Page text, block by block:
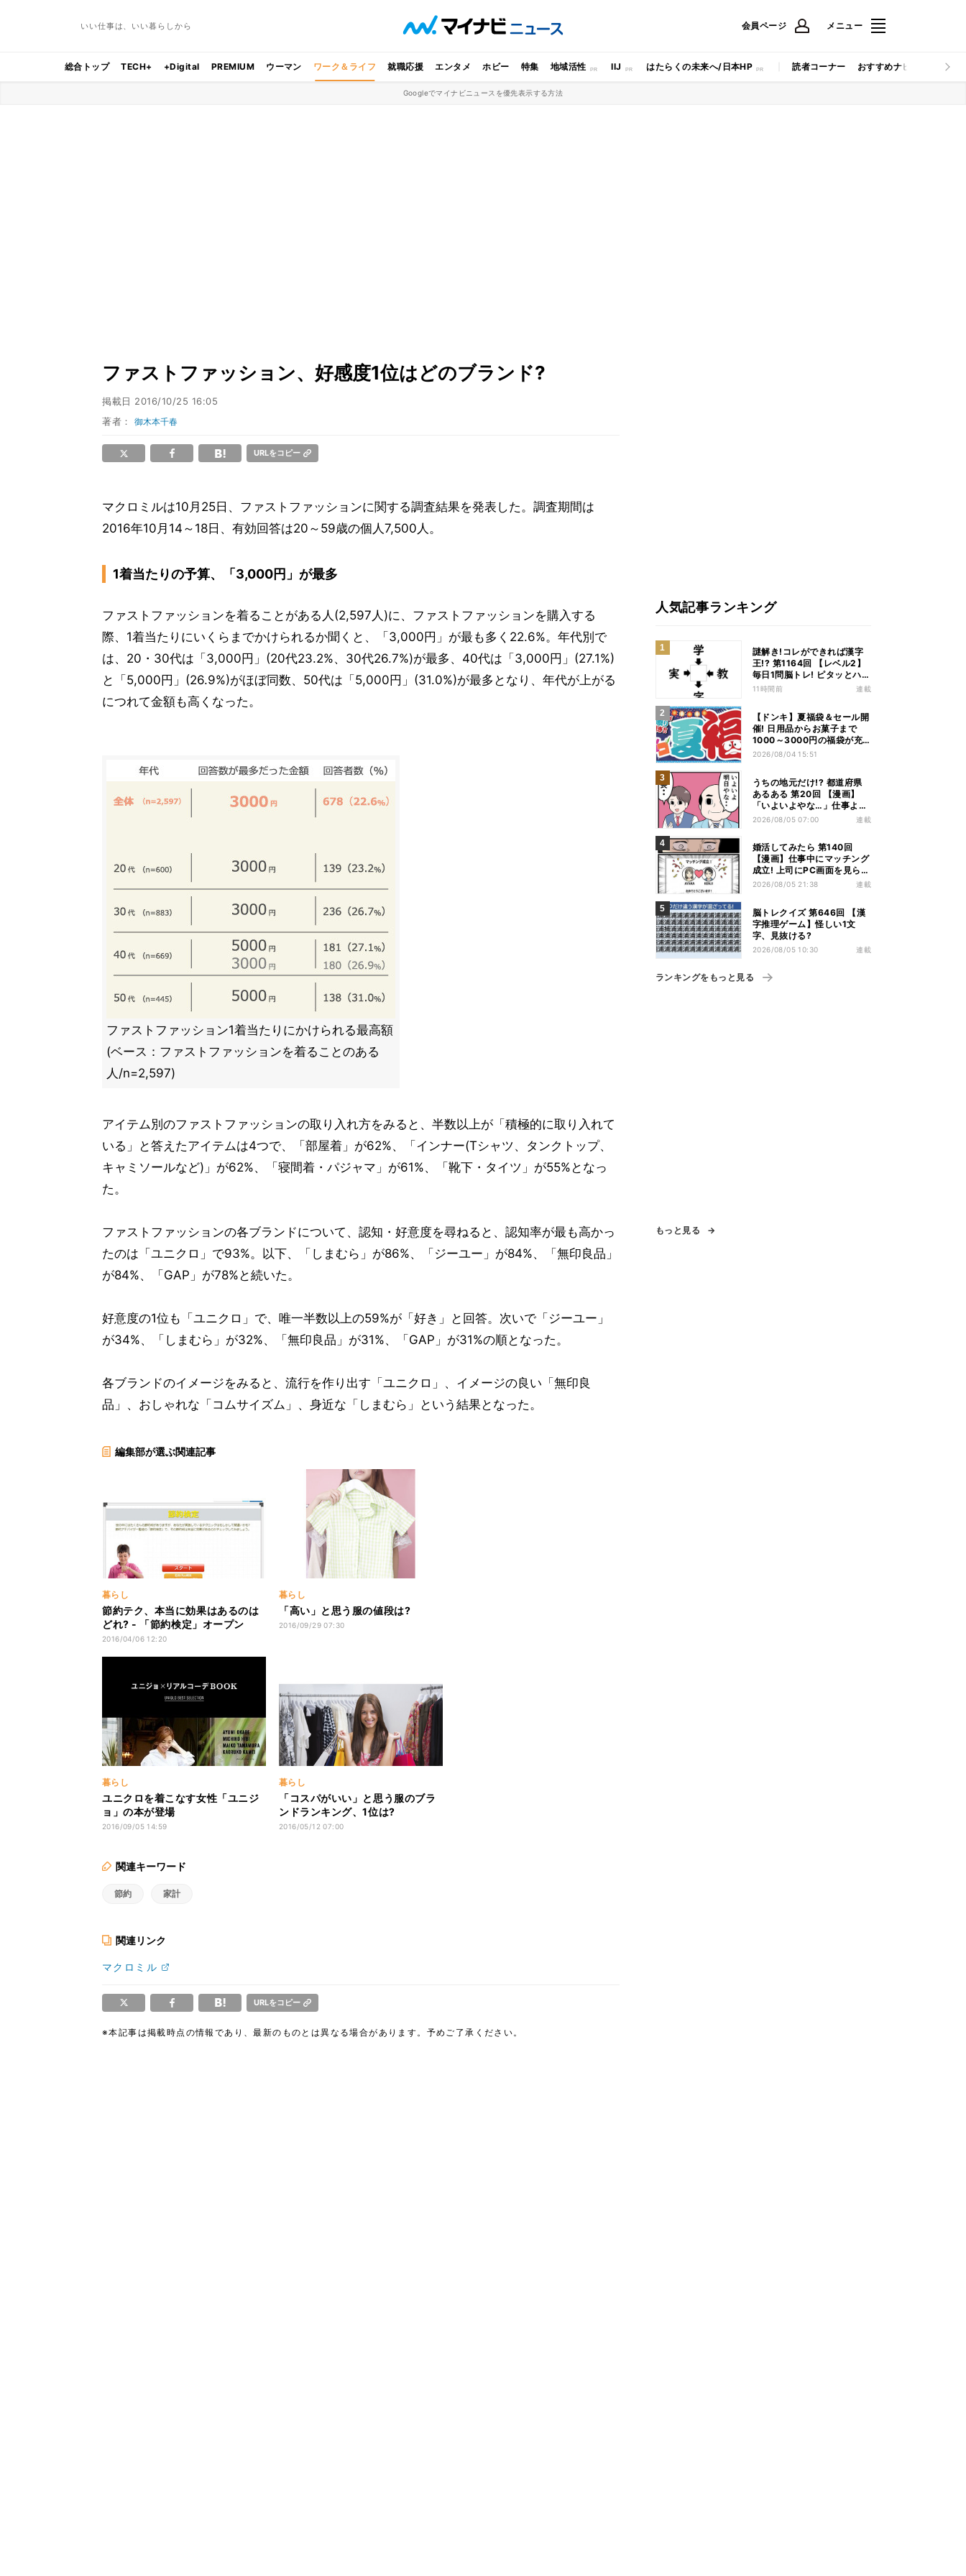
いい仕事は、いい暮らしから 会員ページ メニュー
総合トップ TECH+ +Digital PREMIUM ウーマン ワーク＆ライフ 就職応援 エンタメ ホビー 特集 地域活性 IIJ はたらくの未来へ/日本HP 読者コーナー おすすめナビ マイナビ
Googleでマイナビニュースを優先表示する方法
ファストファッション、好感度1位はどのブランド?
掲載日 2016/10/25 16:05
著者：御木本千春
URLをコピー
マクロミルは10月25日、ファストファッションに関する調査結果を発表した。調査期間は
2016年10月14～18日、有効回答は20～59歳の個人7,500人。
1着当たりの予算、「3,000円」が最多
ファストファッションを着ることがある人(2,597人)に、ファストファッションを購入する
際、1着当たりにいくらまでかけられるか聞くと、「3,000円」が最も多く22.6%。年代別で
は、20・30代は「3,000円」(20代23.2%、30代26.7%)が最多、40代は「3,000円」(27.1%)
と「5,000円」(26.9%)がほぼ同数、50代は「5,000円」(31.0%)が最多となり、年代が上がる
につれて金額も高くなった。
ファストファッション1着当たりにかけられる最高額
(ベース：ファストファッションを着ることのある
人/n=2,597)
アイテム別のファストファッションの取り入れ方をみると、半数以上が「積極的に取り入れて
いる」と答えたアイテムは4つで、「部屋着」が62%、「インナー(Tシャツ、タンクトップ、
キャミソールなど)」が62%、「寝間着・パジャマ」が61%、「靴下・タイツ」が55%となっ
た。
ファストファッションの各ブランドについて、認知・好意度を尋ねると、認知率が最も高かっ
たのは「ユニクロ」で93%。以下、「しまむら」が86%、「ジーユー」が84%、「無印良品」
が84%、「GAP」が78%と続いた。
好意度の1位も「ユニクロ」で、唯一半数以上の59%が「好き」と回答。次いで「ジーユー」
が34%、「しまむら」が32%、「無印良品」が31%、「GAP」が31%の順となった。
各ブランドのイメージをみると、流行を作り出す「ユニクロ」、イメージの良い「無印良
品」、おしゃれな「コムサイズム」、身近な「しまむら」という結果となった。
編集部が選ぶ関連記事
暮らし
節約テク、本当に効果はあるのは
どれ? - 「節約検定」オープン
2016/04/06 12:20
暮らし
「高い」と思う服の値段は?
2016/09/29 07:30
暮らし
ユニクロを着こなす女性「ユニジ
ョ」の本が登場
2016/09/05 14:59
暮らし
「コスパがいい」と思う服のブラ
ンドランキング、1位は?
2016/05/12 07:00
関連キーワード
節約 家計
関連リンク
マクロミル
URLをコピー
※本記事は掲載時点の情報であり、最新のものとは異なる場合があります。予めご了承ください。
人気記事ランキング
謎解き!コレができれば漢字
王!? 第1164回 【レベル2】
毎日1問脳トレ! ピタッとハマ
る漢字はどれだ?
11時間前 連載
【ドンキ】夏福袋＆セール開
催! 日用品からお菓子まで
1000～3000円の福袋が充
実、家電やアパレルなど人気
2026/08/04 15:51
うちの地元だけ!? 都道府県
あるある 第20回 【漫画】
「いよいよやな…」仕事より
優先は当然!? 兵庫県民の“祭
2026/08/05 07:00 連載
婚活してみたら 第140回
【漫画】仕事中にマッチング
成立! 上司にPC画面を見られ
た結果…
2026/08/05 21:38 連載
脳トレクイズ 第646回 【漢
字推理ゲーム】怪しい1文
字、見抜ける?
2026/08/05 10:30 連載
ランキングをもっと見る
もっと見る